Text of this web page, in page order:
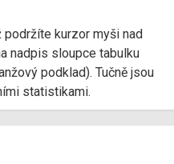
kurzor myši nad
nadpis sloupce tabulku
podklad). Tučně jsou
statistikami.